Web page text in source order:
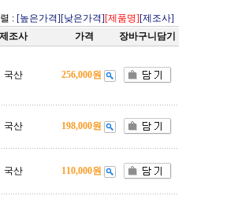
: [높은가격][낮은가격][제품명][제조사]
제조사 가격 장바구니담기
국산 256,000원
국산 198,000원
국산 110,000원